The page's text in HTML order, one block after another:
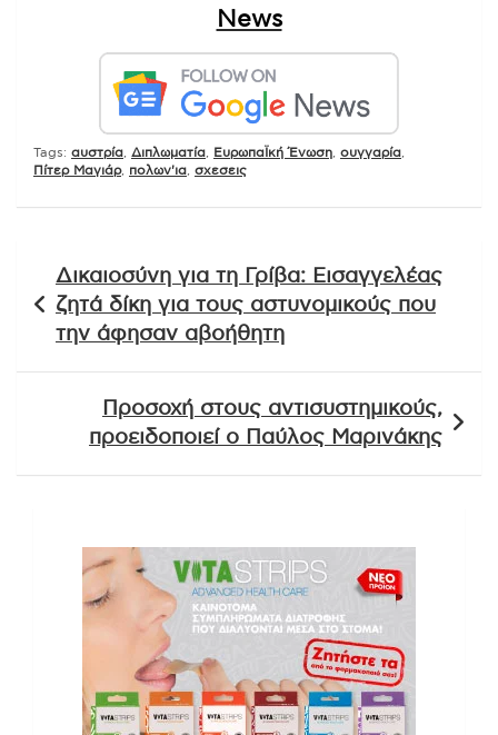
News
Tags: αυστρία Διπλωματία ΕυρωπαΪκή Ένωση ουγγαρία
Πίτερ Μαγιάρ, πολων'ια σχεσεις
άρθρων
Δικαιοσύνη για τη Γρίβα: Εισαγγελέας
ζητά δίκη για τους αστυνομικούς που
την άφησαν αβοήθητη
Προσοχή στους αντισυστημικούς,
προειδοποιεί ο Παύλος Μαρινάκης